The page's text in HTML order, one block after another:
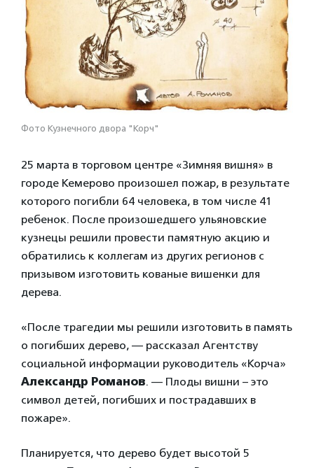
Фото Кузнечного двора "Корч"
25 марта в торговом центре «Зимняя вишня» в
городе Кемерово произошел пожар, в результате
которого погибли 64 человека, в том числе 41
ребенок. После произошедшего ульяновские
кузнецы решили провести памятную акцию и
обратились к коллегам из других регионов с
призывом изготовить кованые вишенки для
дерева.
«После трагедии мы решили изготовить в память
о погибших дерево, — рассказал Агентству
социальной информации руководитель «Корча»
Александр Романов. — Плоды вишни – это
символ детей, погибших и пострадавших в
пожаре».
Планируется, что дерево будет высотой 5